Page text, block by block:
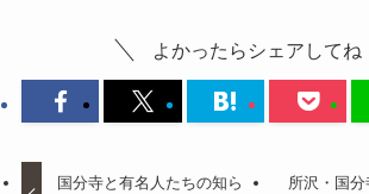
よかったらシェアしてね
国分寺と有名人たちの知ら
所沢・国